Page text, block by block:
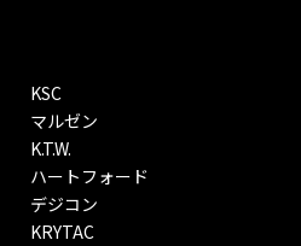
KSC
マルゼン
K.T.W.
ハートフォード
デジコン
KRYTAC